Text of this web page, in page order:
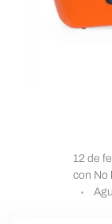
S
e
12 de
con No